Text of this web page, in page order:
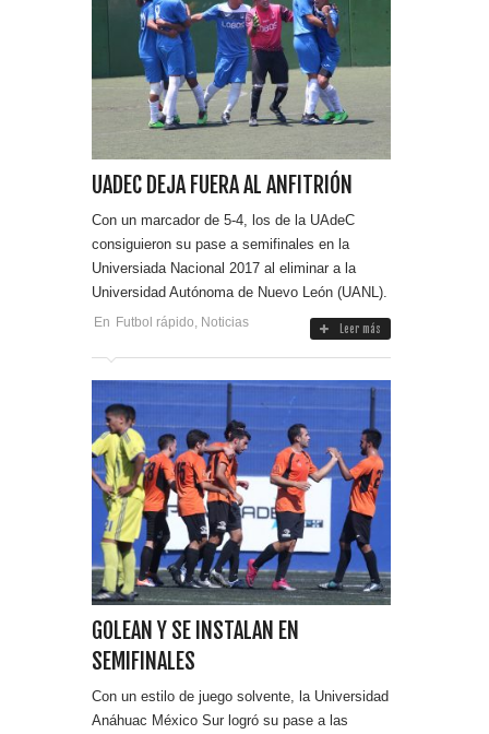
UADEC DEJA FUERA AL ANFITRIÓN
Con un marcador de 5-4, los de la UAdeC
consiguieron su pase a semifinales en la
Universiada Nacional 2017 al eliminar a la
Universidad Autónoma de Nuevo León (UANL).
En Futbol rápido Noticias Leer más
GOLEAN Y SE INSTALAN EN
SEMIFINALES
Con un estilo de juego solvente, la Universidad
Anáhuac México Sur logró su pase a las